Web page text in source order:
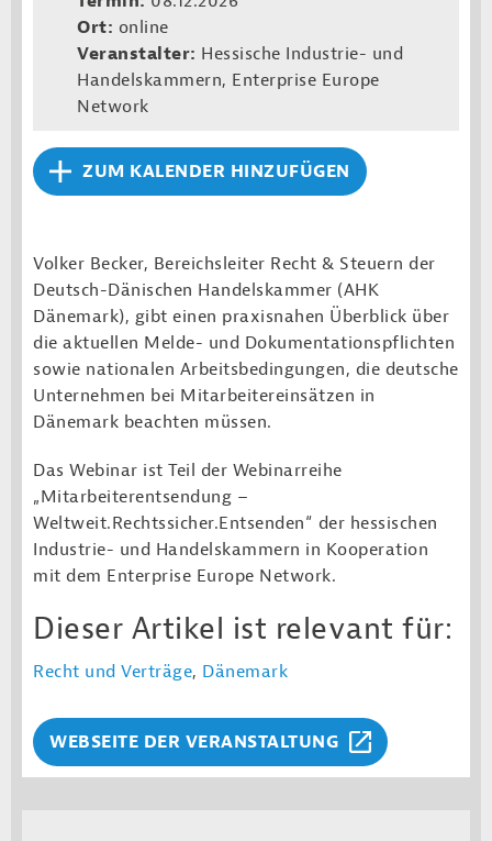
Ort: online
Veranstalter: Hessische Industrie- und
Handelskammern, Enterprise Europe
Network
ZUM KALENDER HINZUFÜGEN
Volker Becker, Bereichsleiter Recht & Steuern der
Deutsch-Dänischen Handelskammer (AHK
Dänemark), gibt einen praxisnahen Überblick über
die aktuellen Melde- und Dokumentationspflichten
sowie nationalen Arbeitsbedingungen, die deutsche
Unternehmen bei Mitarbeitereinsätzen in
Dänemark beachten müssen.
Das Webinar ist Teil der Webinarreihe
„Mitarbeiterentsendung –
Weltweit.Rechtssicher.Entsenden“ der hessischen
Industrie- und Handelskammern in Kooperation
mit dem Enterprise Europe Network.
Dieser Artikel ist relevant für:
Recht und Verträge, Dänemark
WEBSEITE DER VERANSTALTUNG